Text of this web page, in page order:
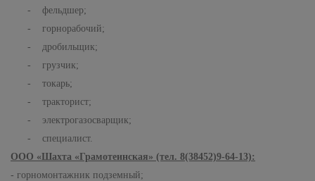
- фельдшер;
- горнорабочий;
- дробильщик;
- грузчик;
- токарь;
- тракторист;
- электрогазосварщик;
- специалист.
ООО «Шахта «Грамотеинская» (тел. 8(38452)9-64-13):
- горномонтажник подземный;